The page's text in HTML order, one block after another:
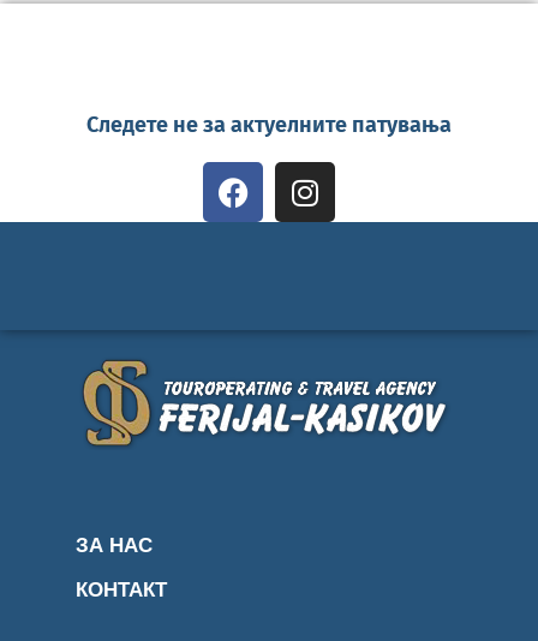
Следете не за актуелните патувања
ЗА НАС
КОНТАКТ